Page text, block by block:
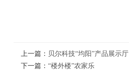
上一篇： 贝尔科技“均阳”产品展示厅
下一篇： “楼外楼”农家乐